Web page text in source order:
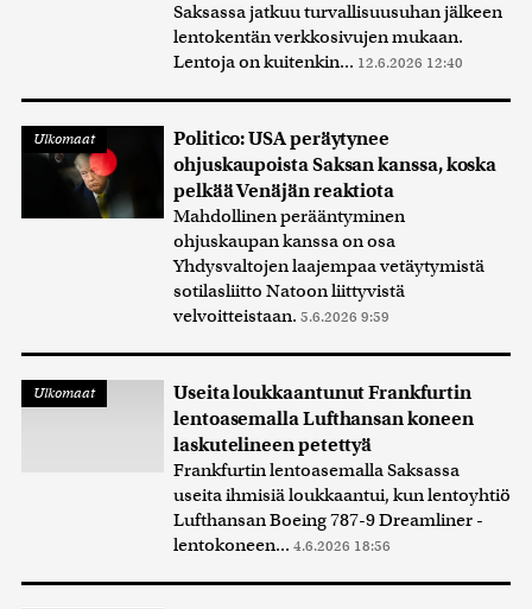
Saksassa jatkuu turvallisuusuhan jälkeen
lentokentän verkkosivujen mukaan.
Lentoja on kuitenkin... 12.6.2026 12:40
Ulkomaat
Politico: USA peräytynee
ohjuskaupoista Saksan kanssa, koska
pelkää Venäjän reaktiota
Mahdollinen perääntyminen
ohjuskaupan kanssa on osa
Yhdysvaltojen laajempaa vetäytymistä
sotilasliitto Natoon liittyvistä
velvoitteistaan. 5.6.2026 9:59
Ulkomaat
Useita loukkaantunut Frankfurtin
lentoasemalla Lufthansan koneen
laskutelineen petettyä
Frankfurtin lentoasemalla Saksassa
useita ihmisiä loukkaantui, kun lentoyhtiö
Lufthansan Boeing 787-9 Dreamliner -
lentokoneen... 4.6.2026 18:56